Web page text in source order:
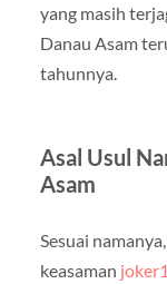
yang masih
Danau Asam
tahunnya.
Asal Usul
Asam
Sesuai
keasaman